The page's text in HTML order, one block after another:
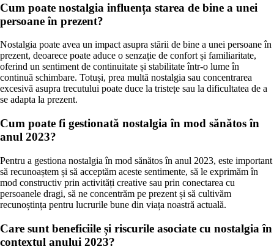
Cum poate nostalgia influența starea de bine a unei
persoane în prezent?
Nostalgia poate avea un impact asupra stării de bine a unei persoane în
prezent, deoarece poate aduce o senzație de confort și familiaritate,
oferind un sentiment de continuitate și stabilitate într-o lume în
continuă schimbare. Totuși, prea multă nostalgia sau concentrarea
excesivă asupra trecutului poate duce la tristețe sau la dificultatea de a
se adapta la prezent.
Cum poate fi gestionată nostalgia în mod sănătos în
anul 2023?
Pentru a gestiona nostalgia în mod sănătos în anul 2023, este important
să recunoaștem și să acceptăm aceste sentimente, să le exprimăm în
mod constructiv prin activități creative sau prin conectarea cu
persoanele dragi, să ne concentrăm pe prezent și să cultivăm
recunoștința pentru lucrurile bune din viața noastră actuală.
Care sunt beneficiile și riscurile asociate cu nostalgia în
contextul anului 2023?